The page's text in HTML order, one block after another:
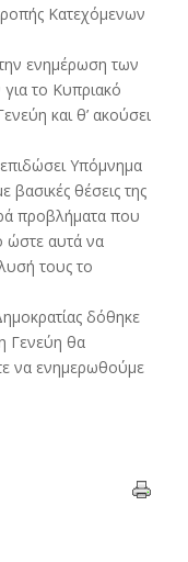
Κατεχόμενων
ενημέρωση των
το Κυπριακό
και θ’ ακούσει
Υπόμνημα
θέσεις της
προβλήματα που
αυτά να
τους το
δόθηκε
Γενεύη θα
να ενημερωθούμε